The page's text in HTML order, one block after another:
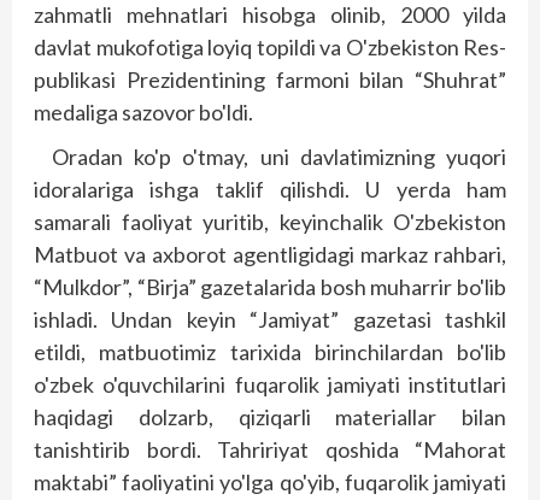
zahmatli mehnatlari hisobga olinib, 2000 yilda
davlat mukofotiga loyiq topildi va O'zbekiston Res­
publikasi Prezidentining farmoni bilan “Shuhrat”
medaliga sazovor bo'ldi.
Oradan ko'p o'tmay, uni davlatimizning yuqori
idoralariga ishga taklif qilishdi. U yerda ham
samarali faoliyat yuritib, ke­yinchalik O'zbekis­ton
Matbuot va axborot agentligidagi markaz rahbari,
“Mulkdor”, “Birja” gazetalarida bosh muharrir bo'lib
ishladi. Undan keyin “Jamiyat” gazetasi tashkil
etildi, matbuotimiz tarixida birinchilardan bo'lib
o'zbek o'quvchilarini fuqarolik jamiyati institutlari
haqidagi dolzarb, qiziqarli materiallar bilan
tanishtirib bordi. Tahririyat qoshida “Mahorat
maktabi” faoliyatini yo'lga qo'yib, fuqarolik jamiyati